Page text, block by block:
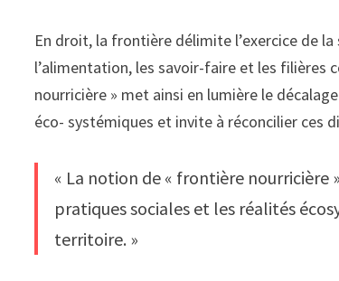
En droit, la frontière délimite l’exercice de
l’alimentation, les savoir-faire et les
nourricière » met ainsi en lumière le
éco- systémiques et invite à réconcilier ces
« La notion de « frontière
pratiques sociales et les réalités
territoire. »